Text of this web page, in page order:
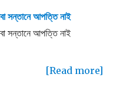
সন্তানে আপত্তি নাই
সন্তানে আপত্তি নাই
[Read more]